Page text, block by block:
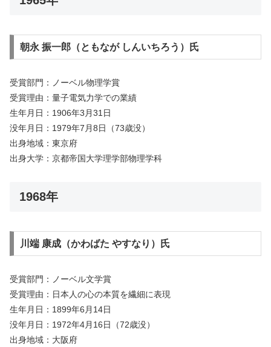
朝永 振一郎（ともなが しんいちろう）氏
受賞部門：ノーベル物理学賞
受賞理由：量子電気力学での業績
生年月日：1906年3月31日
没年月日：1979年7月8日（73歳没）
出身地域：東京府
出身大学：京都帝国大学理学部物理学科
1968年
川端 康成（かわばた やすなり）氏
受賞部門：ノーベル文学賞
受賞理由：日本人の心の本質を繊細に表現
生年月日：1899年6月14日
没年月日：1972年4月16日（72歳没）
出身地域：大阪府